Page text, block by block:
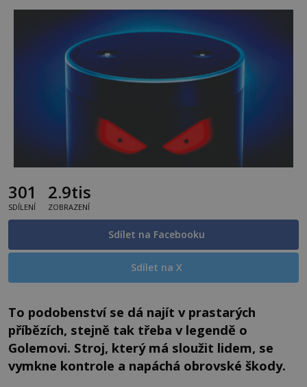
301
SDÍLENÍ
2.9tis
ZOBRAZENÍ
Sdílet na Facebooku
Sdílet na X
To podobenství se dá najít v prastarých
příbězích, stejně tak třeba v legendě o
Golemovi. Stroj, který má sloužit lidem, se
vymkne kontrole a napáchá obrovské škody.